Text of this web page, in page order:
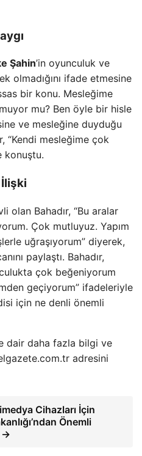
Şahin’in oyunculuk ve
olmadığını ifade etmesine
bir konu. Mesleğime
mu? Ben öyle bir hisle
ve mesleğine duyduğu
“Kendi mesleğime çok
konuştu.
olan Bahadır, “Bu aralar
Çok mutluyuz. Yapım
uğraşıyorum” diyerek,
paylaştı. Bahadır,
çok beğeniyorum
geçiyorum” ifadeleriyle
için ne denli önemli
dair daha fazla bilgi ve
adresini
Cihazları İçin
Önemli
→